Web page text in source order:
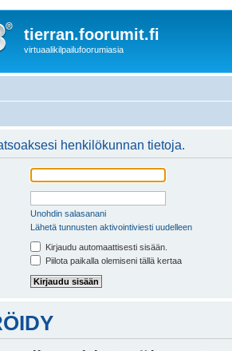
tierran.foorumit.fi
virtuaalikilpailufoorumiasia
henkilökunnan tietoja.
Unohdin salasanani
Lähetä tunnusten aktivointiviesti uudelleen
Kirjaudu automaattisesti sisään.
Piilota paikalla olemiseni tällä kertaa